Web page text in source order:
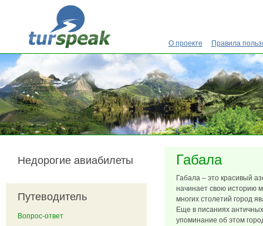
Перейти к основному содержанию
О проекте Правила
Габала
Габала – это красивый
начинает свою историю
многих столетий город
Еще в писаниях
упоминание об этом
Недорогие авиабилеты
Путеводитель
Вопрос-ответ